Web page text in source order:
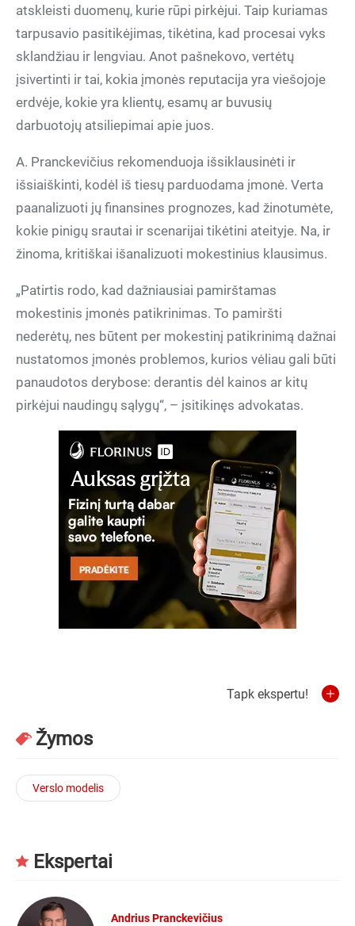
atskleisti duomenų, kurie rūpi pirkėjui. Taip kuriamas
tarpusavio pasitikėjimas, tikėtina, kad procesai vyks
sklandžiau ir lengviau. Anot pašnekovo, vertėtų
įsivertinti ir tai, kokia įmonės reputacija yra viešojoje
erdvėje, kokie yra klientų, esamų ar buvusių
darbuotojų atsiliepimai apie juos.
A. Pranckevičius rekomenduoja išsiklausinėti ir
išsiaiškinti, kodėl iš tiesų parduodama įmonė. Verta
paanalizuoti jų finansines prognozes, kad žinotumėte,
kokie pinigų srautai ir scenarijai tikėtini ateityje. Na, ir
žinoma, kritiškai išanalizuoti mokestinius klausimus.
„Patirtis rodo, kad dažniausiai pamirštamas
mokestinis įmonės patikrinimas. To pamiršti
nederėtų, nes būtent per mokestinį patikrinimą dažnai
nustatomos įmonės problemos, kurios vėliau gali būti
panaudotos derybose: derantis dėl kainos ar kitų
pirkėjui naudingų sąlygų“, – įsitikinęs advokatas.
Tapk ekspertu!
Žymos
Verslo modelis
Ekspertai
Andrius Pranckevičius